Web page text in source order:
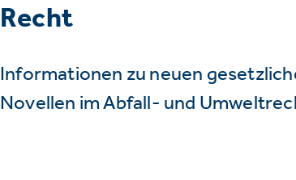
Recht
Informationen zu neuen
Novellen im Abfall- und